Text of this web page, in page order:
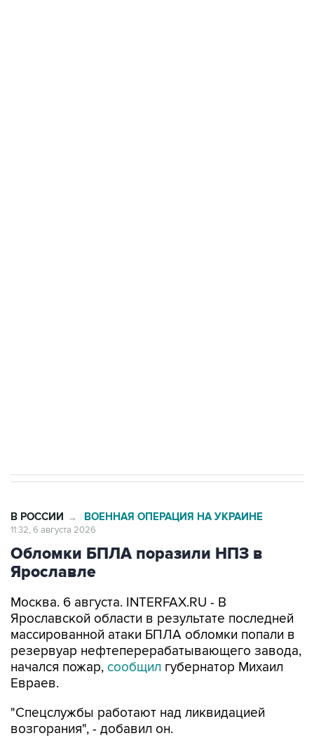
В РОССИИ → ВОЕННАЯ ОПЕРАЦИЯ НА УКРАИНЕ
11:32, 6 августа 2026
Обломки БПЛА поразили НПЗ в
Ярославле
Москва. 6 августа. INTERFAX.RU - В
Ярославской области в результате последней
массированной атаки БПЛА обломки попали в
резервуар нефтеперерабатывающего завода,
начался пожар, сообщил губернатор Михаил
Евраев.
"Спецслужбы работают над ликвидацией
возгорания", - добавил он.